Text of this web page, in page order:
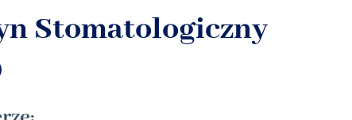
Stomatologiczny